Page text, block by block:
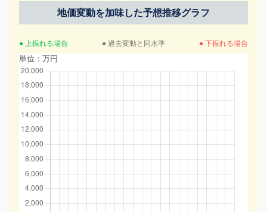
地価変動を加味した予想推移グラフ
● 上振れる場合 ● 過去変動と同水準 ● 下振れる場合
単位：万円